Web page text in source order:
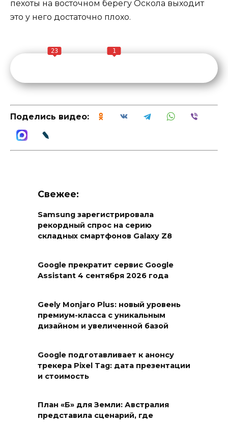
пехоты на восточном берегу Оскола выходит
это у него достаточно плохо.
23 1
Поделись видео:
Свежее:
Samsung зарегистрировала
рекордный спрос на серию
складных смартфонов Galaxy Z8
Google прекратит сервис Google
Assistant 4 сентября 2026 года
Geely Monjaro Plus: новый уровень
премиум-класса с уникальным
дизайном и увеличенной базой
Google подготавливает к анонсу
трекера Pixel Tag: дата презентации
и стоимость
План «Б» для Земли: Австралия
представила сценарий, где